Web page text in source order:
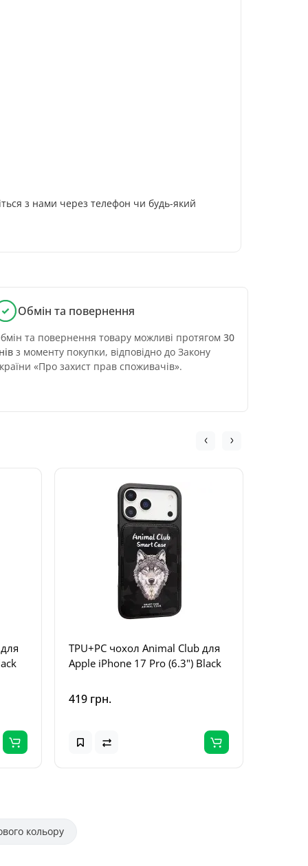
з нами через телефон чи будь-який
Обмін та повернення
та повернення товару можливі протягом 30
з моменту покупки, відповідно до Закону
«Про захист прав споживачів».
TPU+PC чохол Animal Club для
Apple iPhone 17 Pro (6.3") Black
419 грн.
кольору